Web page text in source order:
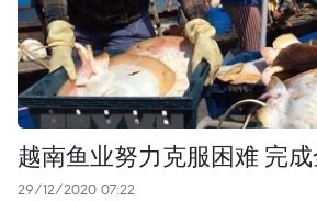
越南鱼业努力克服困难 完
29/12/2020 07:22